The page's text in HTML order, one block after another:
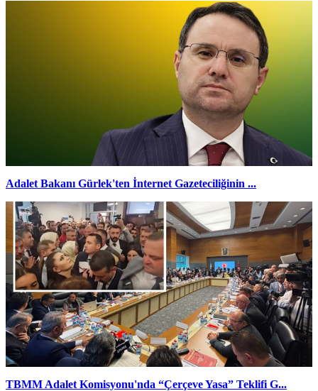
Adalet Bakanı Gürlek'ten İnternet Gazeteciliğinin ...
TBMM Adalet Komisyonu'nda “Çerçeve Yasa” Teklifi G...